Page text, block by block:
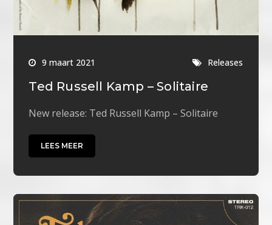
9 maart 2021 Releases
Ted Russell Kamp – Solitaire
New release: Ted Russell Kamp – Solitaire
LEES MEER